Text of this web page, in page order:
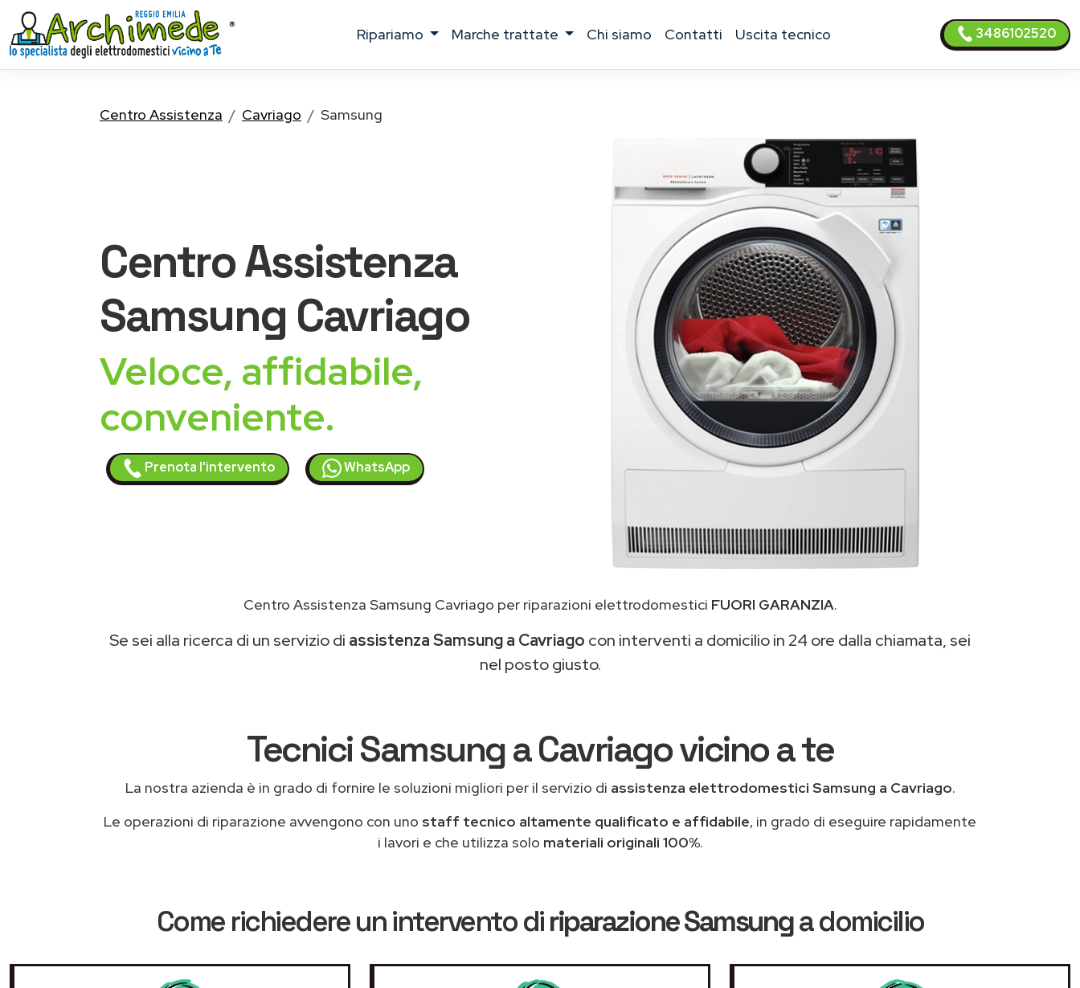
ripariamo marche trattate chi siamo contatti uscita tecnico 3486102520
Centro Assistenza Cavriago Samsung
Centro Assistenza
Samsung Cavriago
Veloce, affidabile,
conveniente.
Prenota l'intervento WhatsApp
Centro Assistenza Samsung Cavriago per riparazioni elettrodomestici FUORI GARANZIA.
Se sei alla ricerca di un servizio di assistenza Samsung a Cavriago con interventi a domicilio in 24 ore dalla chiamata, sei
nel posto giusto.
Tecnici Samsung a Cavriago vicino a te
La nostra azienda è in grado di fornire le soluzioni migliori per il servizio di assistenza elettrodomestici Samsung a Cavriago.
Le operazioni di riparazione avvengono con uno staff tecnico altamente qualificato e affidabile, in grado di eseguire rapidamente
i lavori e che utilizza solo materiali originali 100%.
Come richiedere un intervento diriparazione Samsunga domicilio